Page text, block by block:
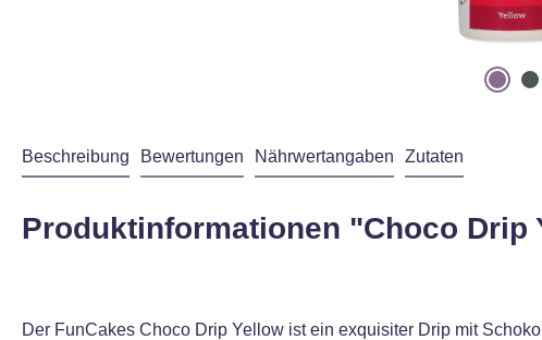
Beschreibung Bewertungen Nährwertangaben Zutaten
Produktinformationen "Choco Drip
Der FunCakes Choco Drip Yellow ist ein exquisiter Drip mit